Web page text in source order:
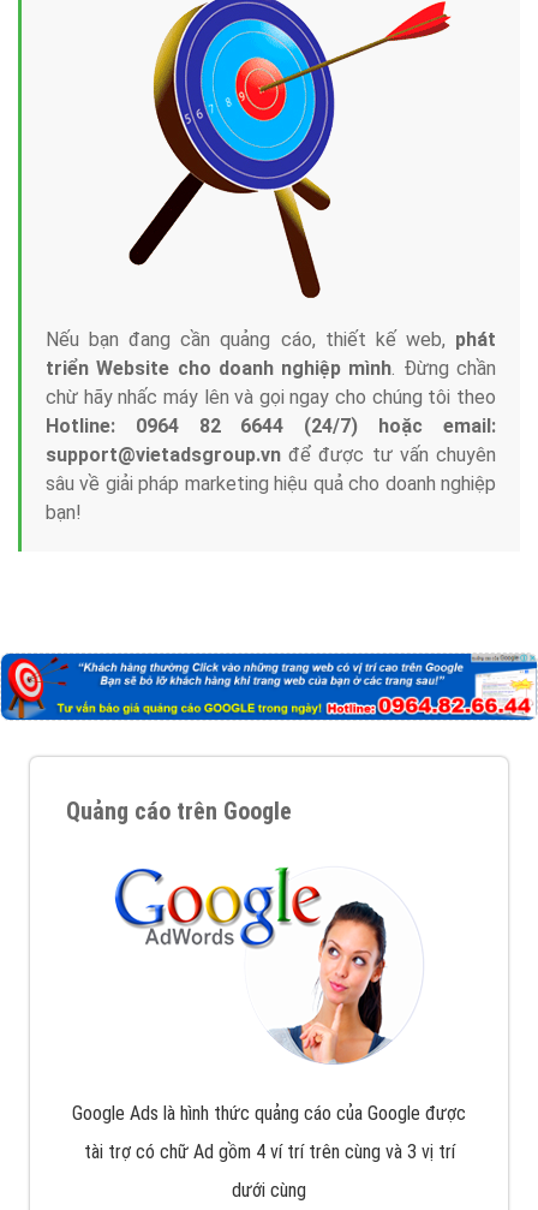
Nếu bạn đang cần quảng cáo, thiết kế web, phát
triển Website cho doanh nghiệp mình. Đừng chần
chừ hãy nhấc máy lên và gọi ngay cho chúng tôi theo
Hotline: 0964 82 6644 (24/7) hoặc email:
support@vietadsgroup.vn để được tư vấn chuyên
sâu về giải pháp marketing hiệu quả cho doanh nghiệp
bạn!
Quảng cáo trên Google
Google Ads là hình thức quảng cáo của Google được
tài trợ có chữ Ad gồm 4 ví trí trên cùng và 3 vị trí
dưới cùng